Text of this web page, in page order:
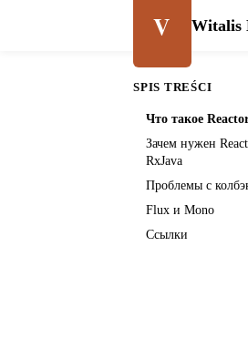
V Witalis
SPIS TREŚCI
Что такое
Зачем нужен
RxJava
Проблемы с
Flux и Mono
Ссылки